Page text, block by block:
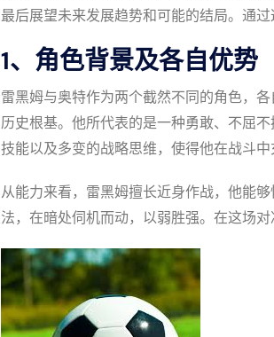
最后展望未来发展趋势和可能的结局。通
1、角色背景及各自优势
雷黑姆与奥特作为两个截然不同的角色，
历史根基。他所代表的是一种勇敢、不屈
技能以及多变的战略思维，使得他在战斗中
从能力来看，雷黑姆擅长近身作战，他能
法，在暗处伺机而动，以弱胜强。在这场对